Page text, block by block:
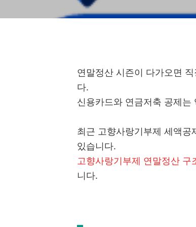
연말정산 시즌이 다가오면
다.
신용카드와 연금저축 공제
최근 고향사랑기부제 세액공
있습니다.
고향사랑기부제 연말정산 구
니다.